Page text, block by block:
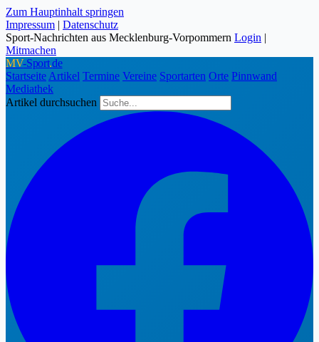
Zum Hauptinhalt springen
Impressum | Datenschutz
Sport-Nachrichten aus Mecklenburg-Vorpommern Login |
Mitmachen
MV-Sport.de
Startseite Artikel Termine Vereine Sportarten Orte Pinnwand
Mediathek
Artikel durchsuchen